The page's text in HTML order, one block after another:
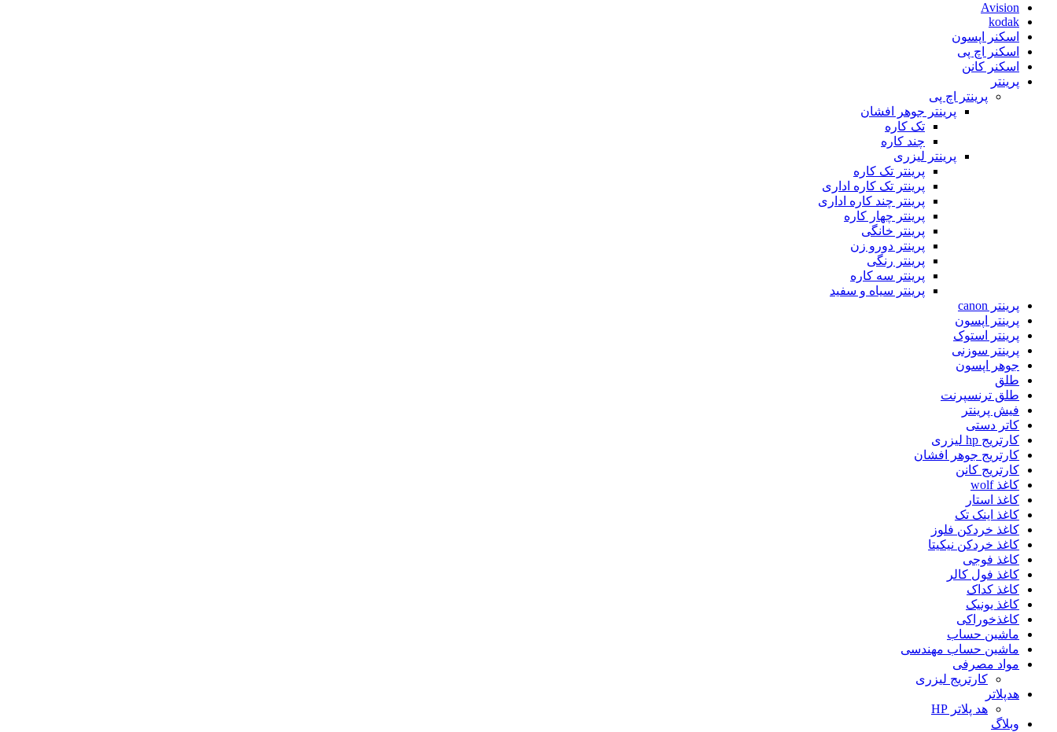
Avision
kodak
اسکنر اپسون
اسکنر اچ پی
اسکنر کانن
پرینتر
پرینتر اچ پی
پرینتر جوهر افشان
تک کاره
چند کاره
پرینتر لیزری
پرینتر تک کاره
پرینتر تک کاره اداری
پرینتر چند کاره اداری
پرینتر چهار کاره
پرینتر خانگی
پرینتر دورو زن
پرینتر رنگی
پرینتر سه کاره
پرینتر سیاه و سفید
پرینتر canon
پرینتر اپسون
پرینتر استوک
پرینتر سوزنی
جوهر اپسون
طلق
طلق ترنسپرنت
فیش پرینتر
کاتر دستی
کارتریج hp لیزری
کارتریج جوهر افشان
کارتریج کانن
کاغذ wolf
کاغذ استار
کاغذ اینک تک
کاغذ خردکن فلوز
کاغذ خردکن نیکیتا
کاغذ فوجی
کاغذ فول کالر
کاغذ کداک
کاغذ یونیک
کاغذخوراکی
ماشین حساب
ماشین حساب مهندسی
مواد مصرفی
کارتریج لیزری
هدپلاتر
هد پلاتر HP
وبلاگ